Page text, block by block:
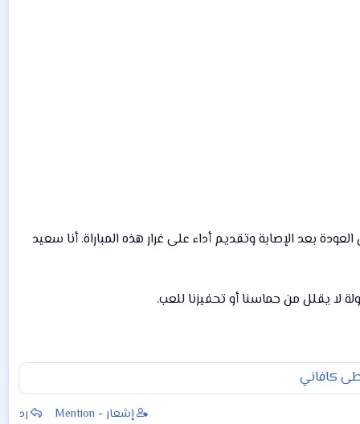
بعد الإصابة وتقديم أداء على غرار هذه المباراة. أنا سعيد
لا يقلل من حماسنا أو تحفيزنا للعب.
كافاني
إشعار - Mention رد